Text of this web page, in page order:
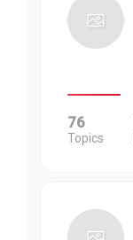
76
Topics